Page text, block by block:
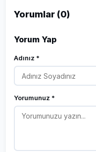
Yorumlar (0)
Yorum Yap
Adınız *
Yorumunuz *